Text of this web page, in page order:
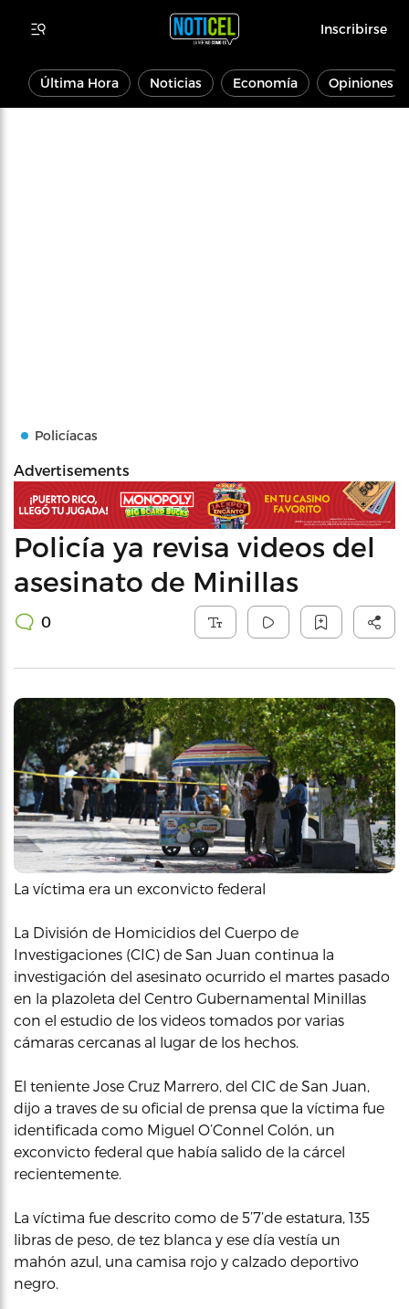
Inscribirse
Última Hora Noticias Economía Opiniones
Policíacas
Advertisements
Policía ya revisa videos del
asesinato de Minillas
0
La víctima era un exconvicto federal
La División de Homicidios del Cuerpo de
Investigaciones (CIC) de San Juan continua la
investigación del asesinato ocurrido el martes pasado
en la plazoleta del Centro Gubernamental Minillas
con el estudio de los videos tomados por varias
cámaras cercanas al lugar de los hechos.
El teniente Jose Cruz Marrero, del CIC de San Juan,
dijo a traves de su oficial de prensa que la víctima fue
identificada como Miguel O’Connel Colón, un
exconvicto federal que había salido de la cárcel
recientemente.
La víctima fue descrito como de 5’7’de estatura, 135
libras de peso, de tez blanca y ese día vestía un
mahón azul, una camisa rojo y calzado deportivo
negro.